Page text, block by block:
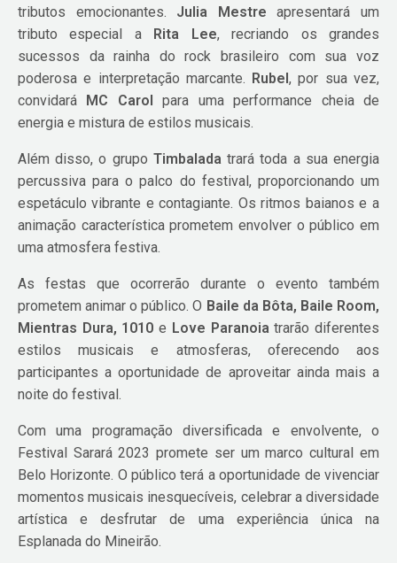
tributos emocionantes. Julia Mestre apresentará um
tributo especial a
Rita Lee, recriando os grandes
sucessos da rainha do rock brasileiro com sua voz
poderosa e interpretação marcante. Rubel, por sua vez,
convidará
MC Carol
para uma performance cheia de
energia e mistura de estilos musicais.
Além disso, o grupo Timbaladatrará toda a sua energia
percussiva para o palco do festival, proporcionando um
espetáculo vibrante e contagiante. Os ritmos baianos e a
animação característica prometem envolver o público em
uma atmosfera festiva.
As festas que ocorrerão durante o evento também
prometem animar o público. O Baile da Bôta, Baile Room,
Mientras Dura, 1010 e Love Paranoiatrarão diferentes
estilos musicais e atmosferas, oferecendo aos
participantes a oportunidade de aproveitar ainda mais a
noite do festival.
Com uma programação diversificada e envolvente, o
Festival Sarará 2023 promete ser um marco cultural em
Belo Horizonte. O público terá a oportunidade de vivenciar
momentos musicais inesquecíveis, celebrar a diversidade
artística e desfrutar de uma experiência única na
Esplanada do Mineirão.